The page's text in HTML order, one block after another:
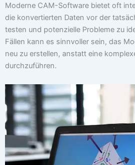
Moderne CAM-Software bietet oft
die konvertierten Daten vor der
testen und potenzielle Probleme zu
Fällen kann es sinnvoller sein, das
neu zu erstellen, anstatt eine
durchzuführen.